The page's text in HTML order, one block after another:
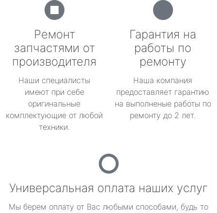
Ремонт
запчастями от
производителя
Наши специалисты
имеют при себе
оригинальные
комплектующие от любой
техники.
Гарантия на
работы по
ремонту
Наша компания
предоставляет гарантию
на выполненые работы по
ремонту до 2 лет.
Универсальная оплата наших услуг
Мы берем оплату от Вас любыми способами, будь то